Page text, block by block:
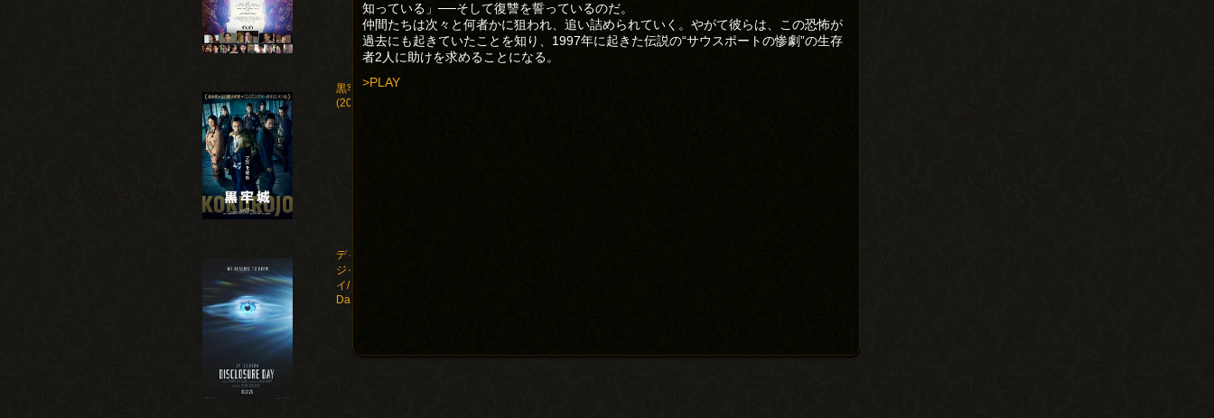
黒牢城
(2026)
ディスクロー
ジャー・デ
イ/Disclosure
Day(2026)
知っている」──そして復讐を誓っているのだ。
仲間たちは次々と何者かに狙われ、追い詰められていく。やがて彼らは、この恐怖が
過去にも起きていたことを知り、1997年に起きた伝説の“サウスポートの惨劇”の生存
者2人に助けを求めることになる。
>PLAY